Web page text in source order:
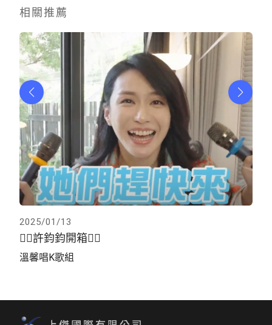
相 關推薦
2025/01/13
👉🏻許鈞鈞開箱👈🏻
溫馨唱K歌組